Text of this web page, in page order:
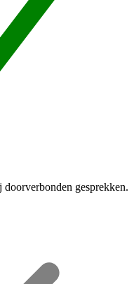
gesprekken.